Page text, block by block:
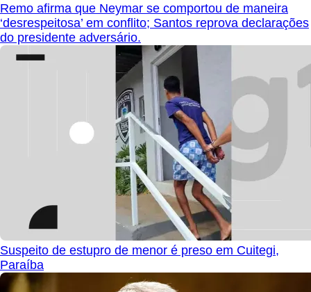
Remo afirma que Neymar se comportou de maneira
‘desrespeitosa’ em conflito; Santos reprova declarações
do presidente adversário.
Suspeito de estupro de menor é preso em Cuitegi,
Paraíba